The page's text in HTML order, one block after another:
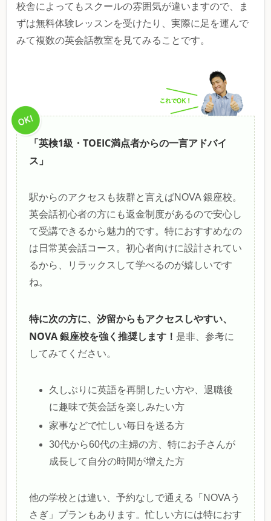
校舎によってもスクールの雰囲気が違いますので、ま
ずは無料体験レッスンを受けたり、実際に足を運んで
みて複数の英会話教室を見てみることです。
「英検1級・TOEIC満点者からの一言アドバイ
ス」
駅からのアクセスも抜群と言えばNOVA 銀座校。
英会話初心者の方にも返金制度があるので安心し
て受講できるから魅力的です。特におすすめなの
は日常英会話コース。初心者向けに設計されてい
るから、リラックスして学べるのが嬉しいです
ね。
特に次の方に、汐留からもアクセスしやすい、
NOVA 銀座校を強く推奨します！ 是非、参考に
してみてください。
久しぶりに英語を再開したい方や、退職後
に趣味で英会話を楽しみたい方
家事などで忙しい毎日を送る方
30代から60代の主婦の方、特にお子さんが
成長して自分の時間が増えた方
他の学校とは違い、予約なしで通える「NOVAう
さぎ」プランもあります。忙しい方には特におす